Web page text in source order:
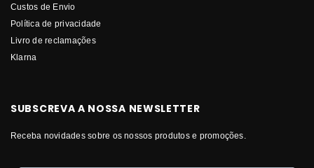
Custos de Envio
Política de privacidade
Livro de reclamações
Klarna
SUBSCREVA A NOSSA NEWSLETTER
Receba novidades sobre os nossos produtos e promoções.